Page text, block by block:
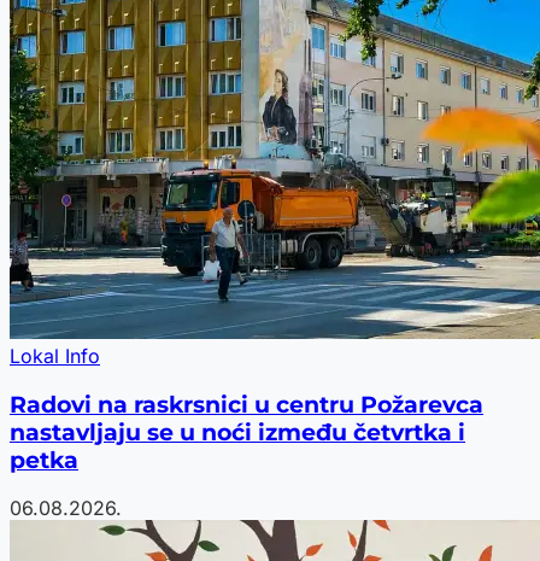
Lokal Info
Radovi na raskrsnici u centru Požarevca
nastavljaju se u noći između četvrtka i
petka
06.08.2026.